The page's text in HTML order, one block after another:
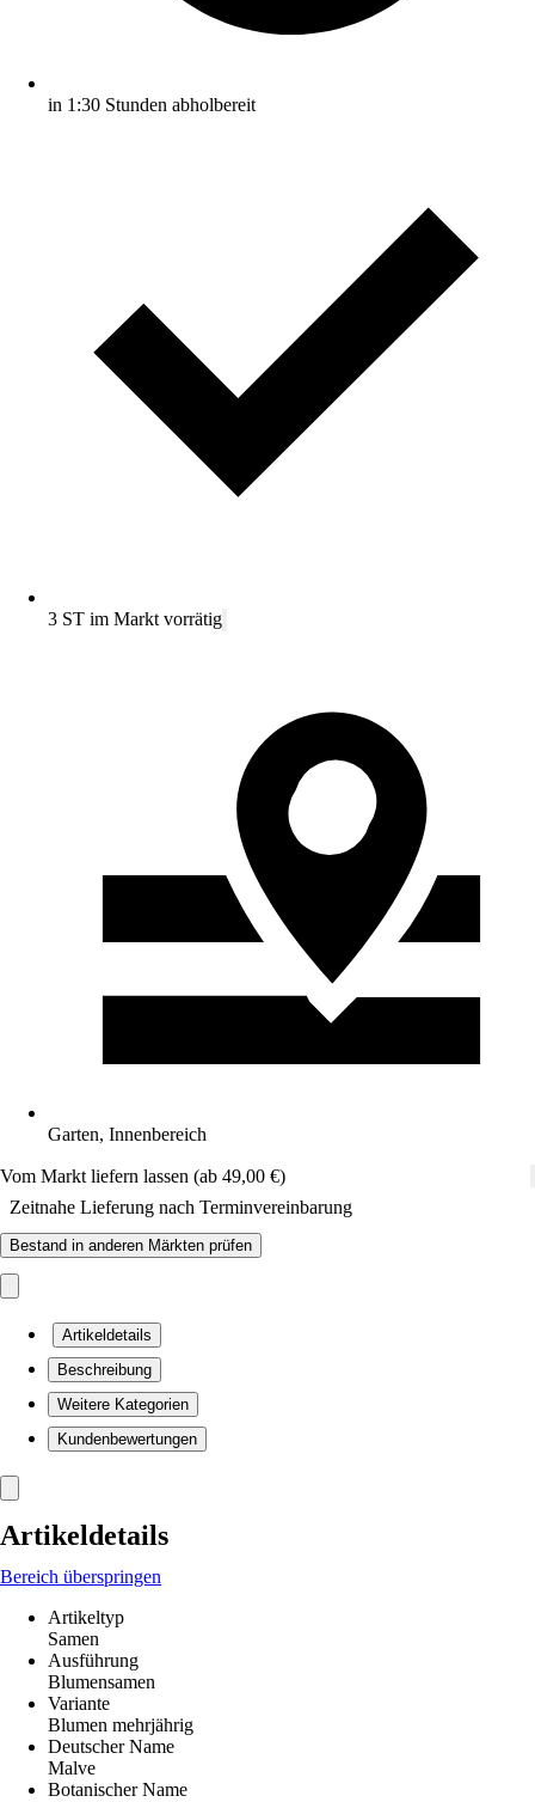
in 1:30 Stunden abholbereit
3 ST im Markt vorrätig
Garten, Innenbereich
Vom Markt liefern lassen (ab 49,00 €)
Zeitnahe Lieferung nach Terminvereinbarung
Bestand in anderen Märkten prüfen
Artikeldetails
Beschreibung
Weitere Kategorien
Kundenbewertungen
Artikeldetails
Bereich überspringen
Artikeltyp
Samen
Ausführung
Blumensamen
Variante
Blumen mehrjährig
Deutscher Name
Malve
Botanischer Name